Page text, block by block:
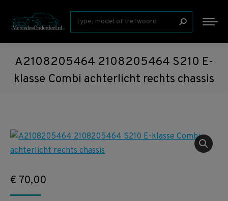
Zoeken:
A2108205464 2108205464 S210 E-
klasse Combi achterlicht rechts chassis
€ 70,00